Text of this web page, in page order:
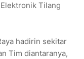
Tilang
hadirin sekitar
Tim diantaranya,